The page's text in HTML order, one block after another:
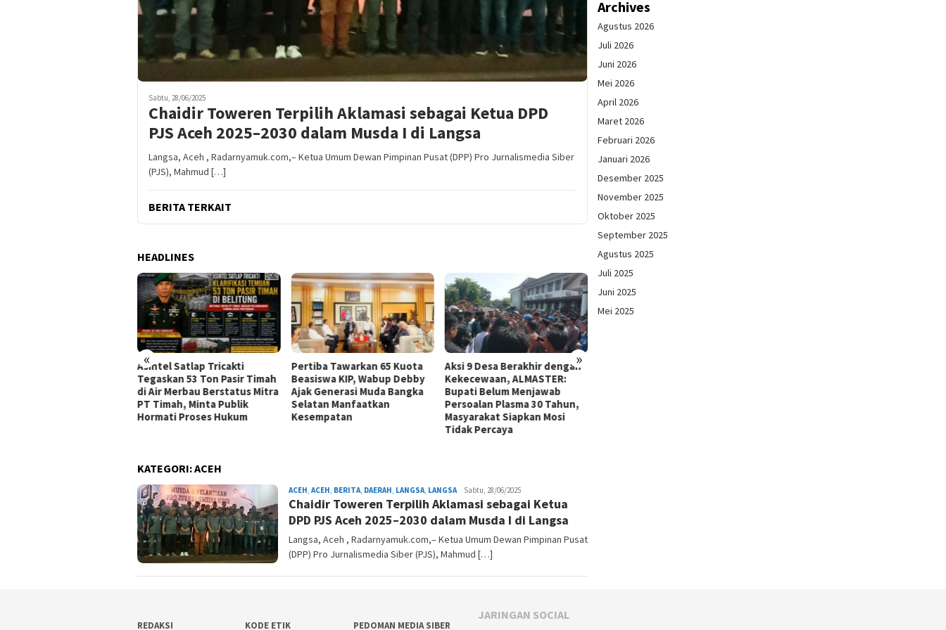
Sabtu, 28/06/2025
Chaidir Toweren Terpilih Aklamasi sebagai Ketua DPD
PJS Aceh 2025–2030 dalam Musda I di Langsa
Langsa, Aceh , Radarnyamuk.com,– Ketua Umum Dewan Pimpinan Pusat (DPP) Pro Jurnalismedia Siber
(PJS), Mahmud […]
BERITA TERKAIT
HEADLINES
« »
Asintel Satlap Tricakti
Tegaskan 53 Ton Pasir Timah
di Air Merbau Berstatus Mitra
PT Timah, Minta Publik
Hormati Proses Hukum
Pertiba Tawarkan 65 Kuota
Beasiswa KIP, Wabup Debby
Ajak Generasi Muda Bangka
Selatan Manfaatkan
Kesempatan
Aksi 9 Desa Berakhir dengan
Kekecewaan, ALMASTER:
Bupati Belum Menjawab
Persoalan Plasma 30 Tahun,
Masyarakat Siapkan Mosi
Tidak Percaya
KATEGORI:ACEH
ACEH, ACEH, BERITA, DAERAH, LANGSA, LANGSAredaksi
Sabtu, 28/06/2025
Chaidir Toweren Terpilih Aklamasi sebagai Ketua
DPD PJS Aceh 2025–2030 dalam Musda I di Langsa
Langsa, Aceh , Radarnyamuk.com,– Ketua Umum Dewan Pimpinan Pusat
(DPP) Pro Jurnalismedia Siber (PJS), Mahmud […]
Archives
Agustus 2026
Juli 2026
Juni 2026
Mei 2026
April 2026
Maret 2026
Februari 2026
Januari 2026
Desember 2025
November 2025
Oktober 2025
September 2025
Agustus 2025
Juli 2025
Juni 2025
Mei 2025
REDAKSI KODE ETIK PEDOMAN MEDIA SIBER
JARINGAN SOCIAL